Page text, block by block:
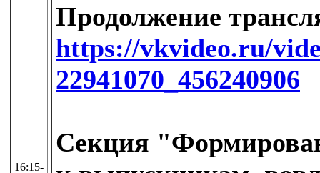
16:15-
Продолжение
https://vkvideo.ru/
22941070_456240906
Секция